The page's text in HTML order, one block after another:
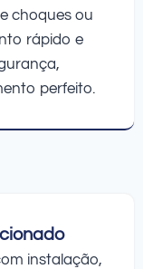
choques ou
rápido e
perfeito.
instalação,